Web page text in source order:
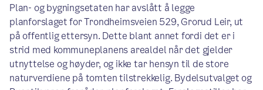
Plan- og bygningsetaten har avslått å legge
planforslaget for Trondheimsveien 529, Grorud Leir, ut
på offentlig ettersyn. Dette blant annet fordi det er i
strid med kommuneplanens arealdel når det gjelder
utnyttelse og høyder, og ikke tar hensyn til de store
naturverdiene på tomten tilstrekkelig. Bydelsutvalget og